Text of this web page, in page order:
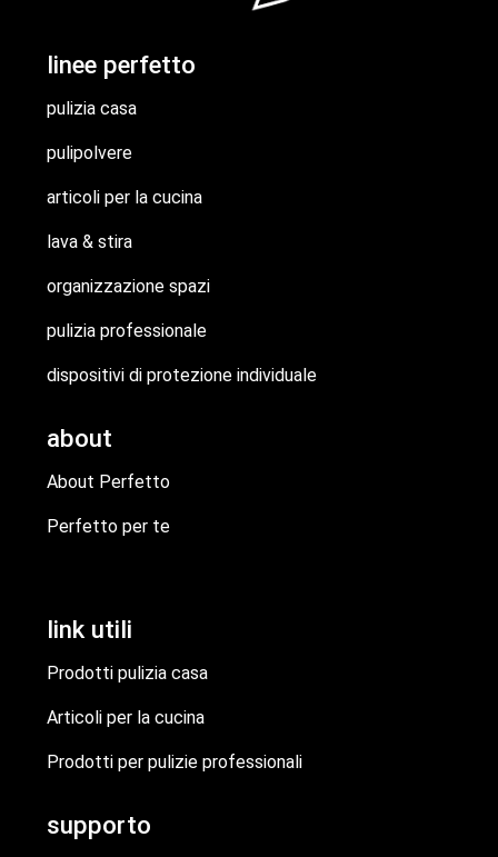
linee perfetto
pulizia casa
pulipolvere
articoli per la cucina
lava & stira
organizzazione spazi
pulizia professionale
dispositivi di protezione individuale
about
About Perfetto
Perfetto per te
link utili
Prodotti pulizia casa
Articoli per la cucina
Prodotti per pulizie professionali
supporto